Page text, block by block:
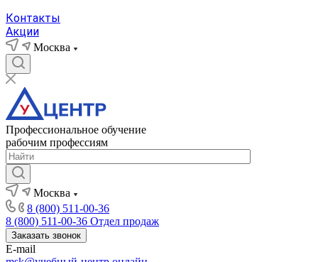
Контакты
Акции
Москва
Профессиональное обучение
рабочим профессиям
Москва
8 (800) 511-00-36
8 (800) 511-00-36 Отдел продаж
Заказать звонок
E-mail